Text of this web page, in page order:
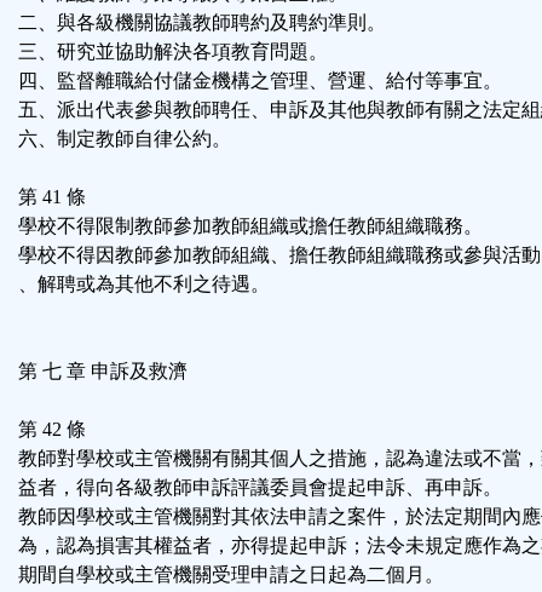
二、與各級機關協議教師聘約及聘約準則。
三、研究並協助解決各項教育問題。
四、監督離職給付儲金機構之管理、營運、給付等事宜。
五、派出代表參與教師聘任、申訴及其他與教師有關之法定
六、制定教師自律公約。
第 41 條
學校不得限制教師參加教師組織或擔任教師組織職務。
學校不得因教師參加教師組織、擔任教師組織職務或參與活
、解聘或為其他不利之待遇。
第 七 章 申訴及救濟
第 42 條
教師對學校或主管機關有關其個人之措施，認為違法或不當
益者，得向各級教師申訴評議委員會提起申訴、再申訴。
教師因學校或主管機關對其依法申請之案件，於法定期間內
為，認為損害其權益者，亦得提起申訴；法令未規定應作為
期間自學校或主管機關受理申請之日起為二個月。